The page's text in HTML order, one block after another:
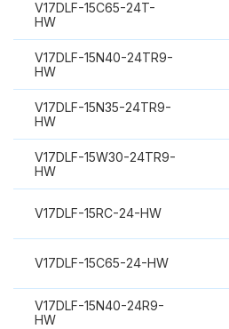
V17DLF-15C65-24T-
HW
V17DLF-15N40-24TR9-
HW
V17DLF-15N35-24TR9-
HW
V17DLF-15W30-24TR9-
HW
V17DLF-15RC-24-HW
V17DLF-15C65-24-HW
V17DLF-15N40-24R9-
HW